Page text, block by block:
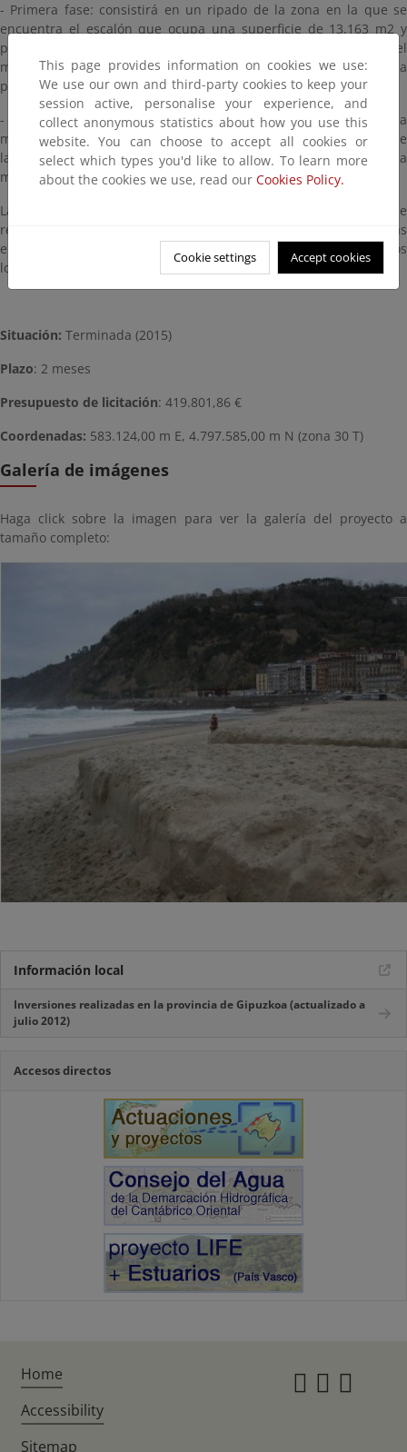
- Primera fase: consistirá en un ripado de la zona en la que se
encuentra el escalón que ocupa una superficie de 13.163 m2 y
posterior taluzado de la misma con el objeto de facilitar que el
mar lave y mueva esta zona de la playa en el periodo entra la
primera y la segunda fase.
- Segunda fase: consistirá en una serie movimientos de arena, la
mayor parte de ellos desde la zona intermareal del lado oeste de
la playa a la zona de playa seca del lado este y centro de la
misma.
La primera fase terminó el 17 de abril de 2015. El día 4 de mayo se
reanudaron las obras con la segunda fase, finalizando las mismas
el día 26 de mayo. Con fecha 27 de mayo de 2015 finalizaron todos
los trabajos.
Situación: Terminada (2015)
Plazo: 2 meses
Presupuesto de licitación: 419.801,86 €
Coordenadas: 583.124,00 m E, 4.797.585,00 m N (zona 30 T)
Galería de imágenes
Haga click sobre la imagen para ver la galería del proyecto a
tamaño completo:
Información local
Inversiones realizadas en la provincia de Gipuzkoa (actualizado a
julio 2012)
Accesos directos
This page provides information on cookies we use:
We use our own and third-party cookies to keep your
session active, personalise your experience, and
collect anonymous statistics about how you use this
website. You can choose to accept all cookies or
select which types you'd like to allow. To learn more
about the cookies we use, read our Cookies Policy.
Cookie settings Accept cookies
Home
Accessibility
Sitemap